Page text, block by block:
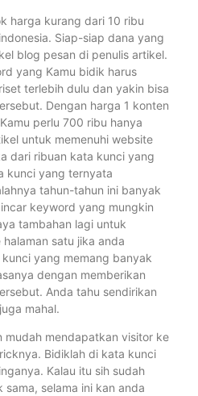
harga kurang dari 10 ribu
Siap-siap dana yang
blog pesan di penulis artikel.
yang Kamu bidik harus
terlebih dulu dan yakin bisa
Dengan harga 1 konten
perlu 700 ribu hanya
untuk memenuhi website
dari ribuan kata kunci yang
kunci yang ternyata
tahun-tahun ini banyak
keyword yang mungkin
tambahan lagi untuk
satu jika anda
yang memang banyak
dengan memberikan
Anda tahu sendirikan
mahal.
mudah mendapatkan visitor ke
Bidiklah di kata kunci
Kalau itu sih sudah
selama ini kan anda